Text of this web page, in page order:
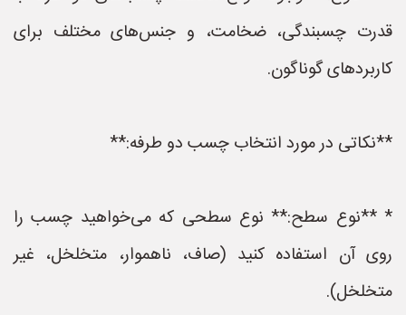
قدرت چسبندگی، ضخامت، و جنس‌های مختلف برای
کاربردهای گوناگون.
**نکاتی در مورد انتخاب چسب دو طرفه:**
* **نوع سطح:** نوع سطحی که می‌خواهید چسب را
روی آن استفاده کنید (صاف، ناهموار، متخلخل، غیر
متخلخل).